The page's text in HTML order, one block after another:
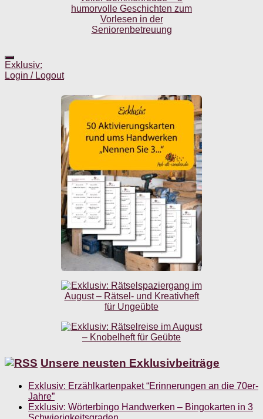
Exklusiv:
Login / Logout
Unsere neusten Exklusivbeiträge
Exklusiv: Erzählkartenpaket “Erinnerungen an die 70er-
Jahre”
Exklusiv: Wörterbingo Handwerken – Bingokarten in 3